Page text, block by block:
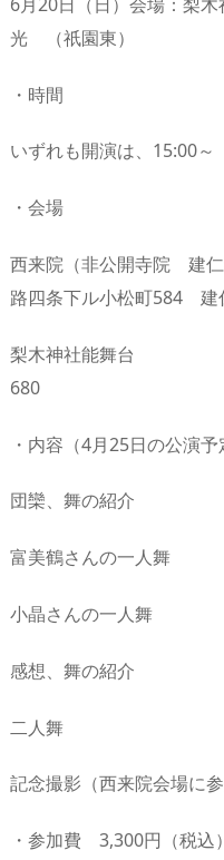
光 （祇園東）
・時間
いずれも開演は、15:00
・会場
西来院（非公開寺院 建
路四条下ル小松町584 建
梨木神社能舞台
680
・内容（4月25日の公演予
団欒、舞の紹介
富美鶴さんの一人舞
小晶さんの一人舞
感想、舞の紹介
二人舞
記念撮影（西来院会場に
・参加費 3,300円（税込）